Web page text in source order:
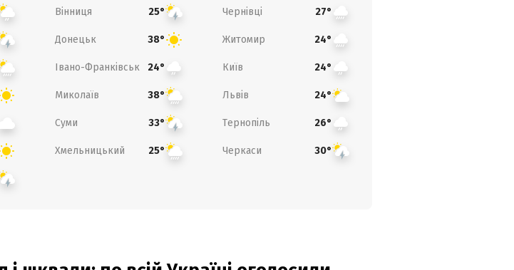
Вінниця 25° Чернівці 27°
Донецьк 38° Житомир 24°
Івано-Франківськ 24° Київ 24°
Миколаїв 38° Львів 24°
Суми 33° Тернопіль 26°
Хмельницький 25° Черкаси 30°